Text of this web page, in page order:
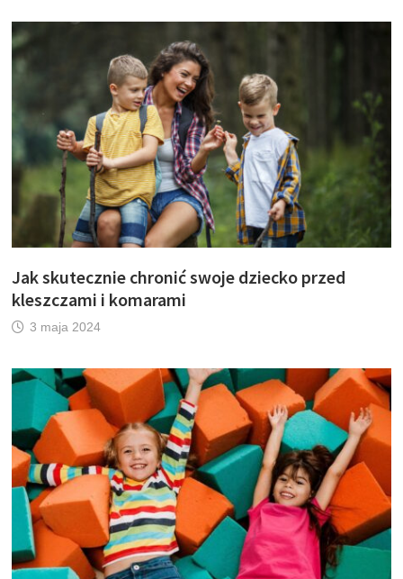
Jak skutecznie chronić swoje dziecko przed
kleszczami i komarami
3 maja 2024